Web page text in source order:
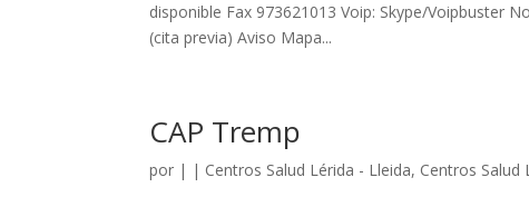
disponible Fax 973621013 Voip: Skype/Voipbuster
(cita previa) Aviso Mapa...
CAP Tremp
por | | Centros Salud Lérida - Lleida, Centros Salud